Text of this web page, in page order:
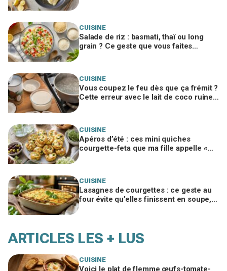
CUISINE
Salade de riz : basmati, thaï ou long
grain ? Ce geste que vous faites
CUISINE
Vous coupez le feu dès que ça frémit ?
Cette erreur avec le lait de coco ruine
CUISINE
Apéros d’été : ces mini quiches
courgette-feta que ma fille appelle «
CUISINE
Lasagnes de courgettes : ce geste au
four évite qu’elles finissent en soupe,
ARTICLES LES + LUS
CUISINE
Voici le plat de flemme œufs-tomate-